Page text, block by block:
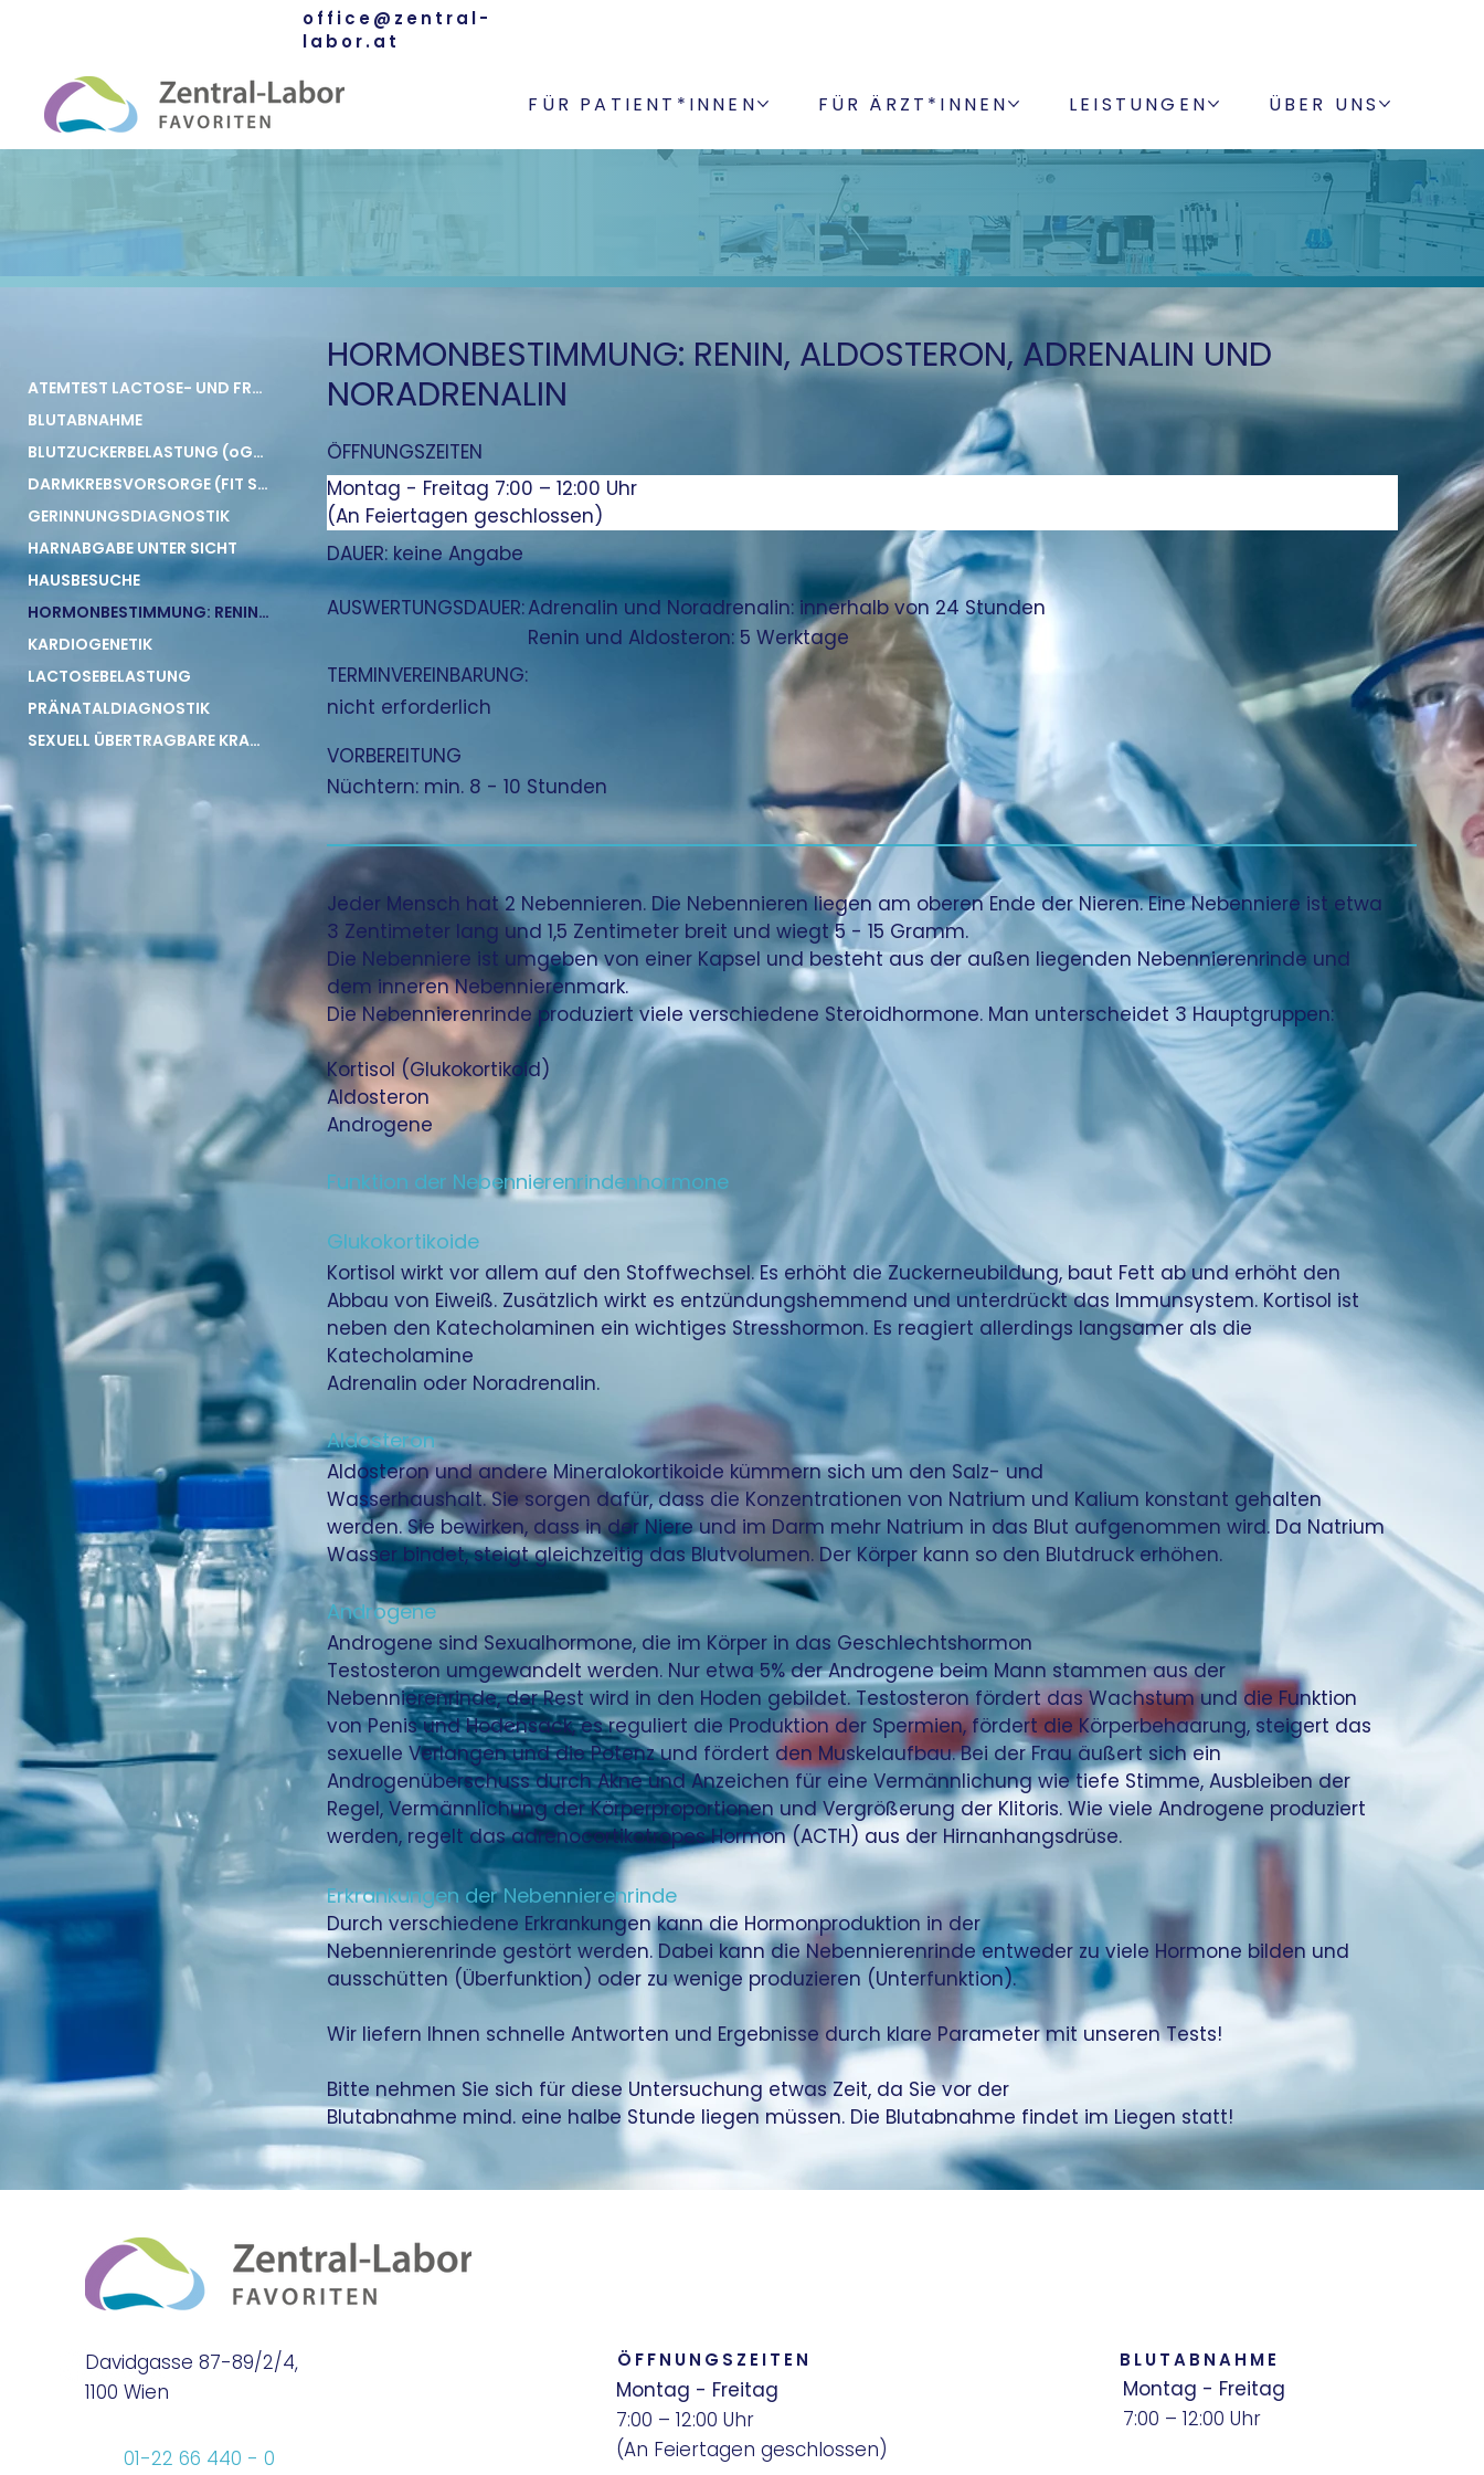
office@zentral-
labor.at
FÜR PATIENT*INNEN FÜR ÄRZT*INNEN LEISTUNGEN ÜBER UNS
ATEMTEST LACTOSE- UND FRUCTOSEINTOLERANZ
BLUTABNAHME
BLUTZUCKERBELASTUNG (oGTT)
DARMKREBSVORSORGE (FIT SCREENING TEST)
GERINNUNGSDIAGNOSTIK
HARNABGABE UNTER SICHT
HAUSBESUCHE
HORMONBESTIMMUNG: RENIN, ALDOSTERON, ADRENALIN UND NORADRENALIN
KARDIOGENETIK
LACTOSEBELASTUNG
PRÄNATALDIAGNOSTIK
SEXUELL ÜBERTRAGBARE KRANKHEITEN
HORMONBESTIMMUNG: RENIN, ALDOSTERON, ADRENALIN UND
NORADRENALIN
ÖFFNUNGSZEITEN
Montag - Freitag 7:00 – 12:00 Uhr
(An Feiertagen geschlossen)
DAUER: keine Angabe
AUSWERTUNGSDAUER:Adrenalin und Noradrenalin: innerhalb von 24 Stunden
Renin und Aldosteron: 5 Werktage
TERMINVEREINBARUNG:
nicht erforderlich
VORBEREITUNG
Nüchtern: min. 8 - 10 Stunden
Jeder Mensch hat 2 Nebennieren. Die Nebennieren liegen am oberen Ende der Nieren. Eine Nebenniere ist etwa
3 Zentimeter lang und 1,5 Zentimeter breit und wiegt 5 - 15 Gramm.
Die Nebenniere ist umgeben von einer Kapsel und besteht aus der außen liegenden Nebennierenrinde und
dem inneren Nebennierenmark.
Die Nebennierenrinde produziert viele verschiedene Steroidhormone. Man unterscheidet 3 Hauptgruppen:
Kortisol (Glukokortikoid)
Aldosteron
Androgene
Funktion der Nebennierenrindenhormone
Glukokortikoide
Kortisol wirkt vor allem auf den Stoffwechsel. Es erhöht die Zuckerneubildung, baut Fett ab und erhöht den
Abbau von Eiweiß. Zusätzlich wirkt es entzündungshemmend und unterdrückt das Immunsystem. Kortisol ist
neben den Katecholaminen ein wichtiges Stresshormon. Es reagiert allerdings langsamer als die
Katecholamine
Adrenalin oder Noradrenalin.
Aldosteron
Aldosteron und andere Mineralokortikoide kümmern sich um den Salz- und
Wasserhaushalt. Sie sorgen dafür, dass die Konzentrationen von Natrium und Kalium konstant gehalten
werden. Sie bewirken, dass in der Niere und im Darm mehr Natrium in das Blut aufgenommen wird. Da Natrium
Wasser bindet, steigt gleichzeitig das Blutvolumen. Der Körper kann so den Blutdruck erhöhen.
Androgene
Androgene sind Sexualhormone, die im Körper in das Geschlechtshormon
Testosteron umgewandelt werden. Nur etwa 5% der Androgene beim Mann stammen aus der
Nebennierenrinde, der Rest wird in den Hoden gebildet. Testosteron fördert das Wachstum und die Funktion
von Penis und Hodensack, es reguliert die Produktion der Spermien, fördert die Körperbehaarung, steigert das
sexuelle Verlangen und die Potenz und fördert den Muskelaufbau. Bei der Frau äußert sich ein
Androgenüberschuss durch Akne und Anzeichen für eine Vermännlichung wie tiefe Stimme, Ausbleiben der
Regel, Vermännlichung der Körperproportionen und Vergrößerung der Klitoris. Wie viele Androgene produziert
werden, regelt das adrenocortikotropes Hormon (ACTH) aus der Hirnanhangsdrüse.
Erkrankungen der Nebennierenrinde
Durch verschiedene Erkrankungen kann die Hormonproduktion in der
Nebennierenrinde gestört werden. Dabei kann die Nebennierenrinde entweder zu viele Hormone bilden und
ausschütten (Überfunktion) oder zu wenige produzieren (Unterfunktion).
Wir liefern Ihnen schnelle Antworten und Ergebnisse durch klare Parameter mit unseren Tests!
Bitte nehmen Sie sich für diese Untersuchung etwas Zeit, da Sie vor der
Blutabnahme mind. eine halbe Stunde liegen müssen. Die Blutabnahme findet im Liegen statt!
ÖFFNUNGSZEITEN
Montag - Freitag
7:00 – 12:00 Uhr
(An Feiertagen geschlossen)
BLUTABNAHME
Montag - Freitag
7:00 – 12:00 Uhr
Davidgasse 87-89/2/4,
1100 Wien
01-22 66 440 - 0